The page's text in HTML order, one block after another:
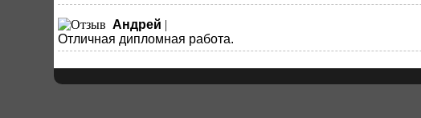
Андрей |
Отличная дипломная работа.